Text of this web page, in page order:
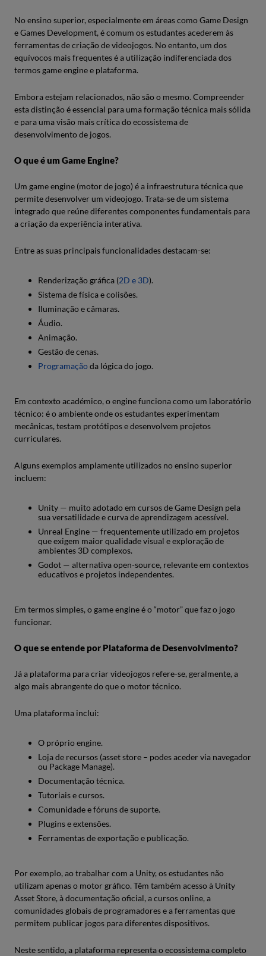
No ensino superior, especialmente em áreas como Game Design
e Games Development, é comum os estudantes acederem às
ferramentas de criação de videojogos. No entanto, um dos
equívocos mais frequentes é a utilização indiferenciada dos
termos game engine e plataforma.
Embora estejam relacionados, não são o mesmo. Compreender
esta distinção é essencial para uma formação técnica mais sólida
e para uma visão mais crítica do ecossistema de
desenvolvimento de jogos.
O que é um Game Engine?
Um game engine (motor de jogo) é a infraestrutura técnica que
permite desenvolver um videojogo. Trata-se de um sistema
integrado que reúne diferentes componentes fundamentais para
a criação da experiência interativa.
Entre as suas principais funcionalidades destacam-se:
Renderização gráfica (2D e 3D).
Sistema de física e colisões.
Iluminação e câmaras.
Áudio.
Animação.
Gestão de cenas.
Programaçãoda lógica do jogo.
Em contexto académico, o engine funciona como um laboratório
técnico: é o ambiente onde os estudantes experimentam
mecânicas, testam protótipos e desenvolvem projetos
curriculares.
Alguns exemplos amplamente utilizados no ensino superior
incluem:
Unity — muito adotado em cursos de Game Design pela
sua versatilidade e curva de aprendizagem acessível.
Unreal Engine — frequentemente utilizado em projetos
que exigem maior qualidade visual e exploração de
ambientes 3D complexos.
Godot — alternativa open-source, relevante em contextos
educativos e projetos independentes.
Em termos simples, o game engine é o “motor” que faz o jogo
funcionar.
O que se entende por Plataforma de Desenvolvimento?
Já a plataforma para criar videojogos refere-se, geralmente, a
algo mais abrangente do que o motor técnico.
Uma plataforma inclui:
O próprio engine.
Loja de recursos (asset store – podes aceder via navegador
ou Package Manage).
Documentação técnica.
Tutoriais e cursos.
Comunidade e fóruns de suporte.
Plugins e extensões.
Ferramentas de exportação e publicação.
Por exemplo, ao trabalhar com a Unity, os estudantes não
utilizam apenas o motor gráfico. Têm também acesso à Unity
Asset Store, à documentação oficial, a cursos online, a
comunidades globais de programadores e a ferramentas que
permitem publicar jogos para diferentes dispositivos.
Neste sentido, a plataforma representa o ecossistema completo